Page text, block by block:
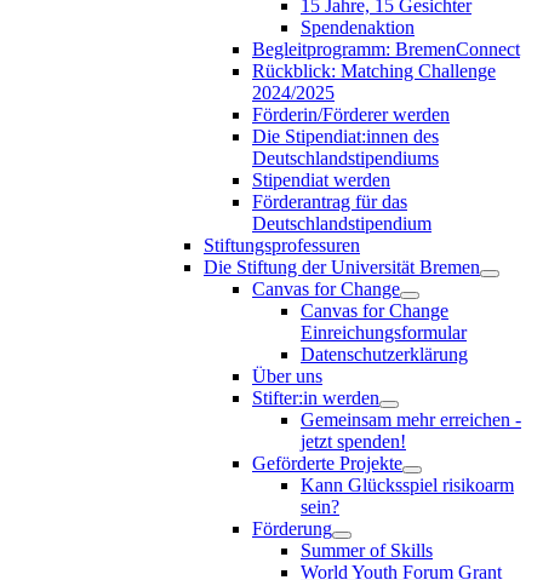
15 Jahre, 15 Gesichter
Spendenaktion
Begleitprogramm: BremenConnect
Rückblick: Matching Challenge
2024/2025
Förderin/Förderer werden
Die Stipendiat:innen des
Deutschlandstipendiums
Stipendiat werden
Förderantrag für das
Deutschlandstipendium
Stiftungsprofessuren
Die Stiftung der Universität Bremen
Canvas for Change
Canvas for Change
Einreichungsformular
Datenschutzerklärung
Über uns
Stifter:in werden
Gemeinsam mehr erreichen -
jetzt spenden!
Geförderte Projekte
Kann Glücksspiel risikoarm
sein?
Förderung
Summer of Skills
World Youth Forum Grant